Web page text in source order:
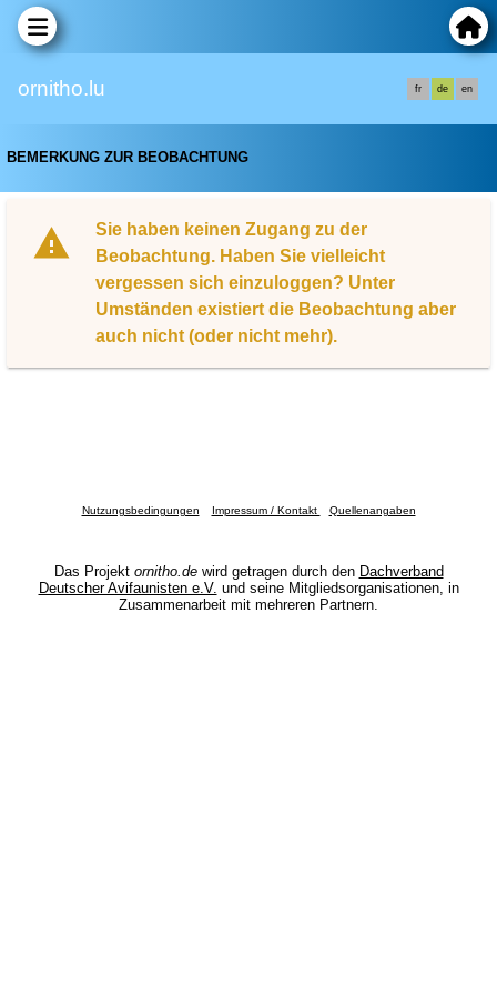
ornitho.lu fr de en
BEMERKUNG ZUR BEOBACHTUNG
Sie haben keinen Zugang zu der
Beobachtung. Haben Sie vielleicht
vergessen sich einzuloggen? Unter
Umständen existiert die Beobachtung aber
auch nicht (oder nicht mehr).
Nutzungsbedingungen Impressum / Kontakt Quellenangaben
Das Projekt ornitho.dewird getragen durch den Dachverband
Deutscher Avifaunisten e.V. und seine Mitgliedsorganisationen, in
Zusammenarbeit mit mehreren Partnern.